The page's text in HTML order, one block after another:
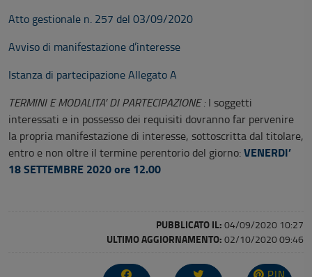
Atto gestionale n. 257 del 03/09/2020
Avviso di manifestazione d’interesse
Istanza di partecipazione Allegato A
TERMINI E MODALITA’ DI PARTECIPAZIONE :I soggetti
interessati e in possesso dei requisiti dovranno far pervenire
la propria manifestazione di interesse, sottoscritta dal titolare,
entro e non oltre il termine perentorio del giorno:VENERDI’
18 SETTEMBRE 2020 ore 12.00
PUBBLICATO IL: 04/09/2020 10:27
ULTIMO AGGIORNAMENTO: 02/10/2020 09:46